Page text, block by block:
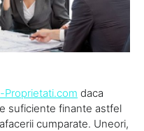
Proprietati.com daca
suficiente finante astfel
cumparate. Uneori,